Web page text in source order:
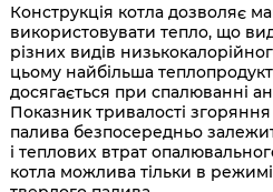
Конструкція котла дозволяє
використовувати тепло, що
різних видів
цьому найбільша
досягається при спалюванні
Показник тривалості
палива безпосередньо
і теплових втрат
котла можлива тільки в